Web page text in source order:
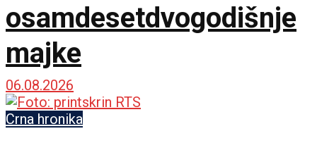
osamdesetdvogodišnje
majke
06.08.2026
Crna hronika